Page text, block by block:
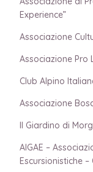
Experience”
Associazione
Associazione Pro
Club Alpino
Associazione
Il Giardino di
AIGAE –
Escursionistiche